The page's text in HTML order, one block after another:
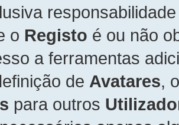
o Registo é ou não
a ferramentas
de Avatares,
para outros